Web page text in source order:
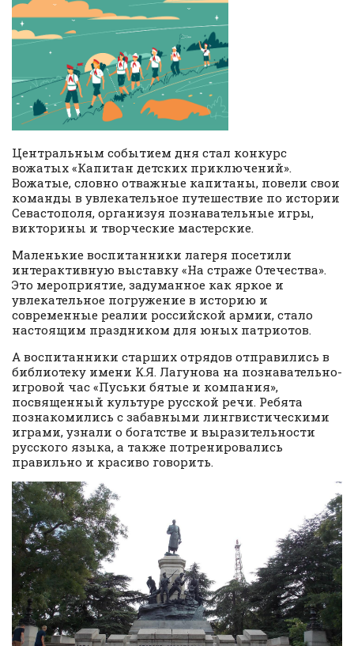
Центральным событием дня стал конкурс
вожатых «Капитан детских приключений».
Вожатые, словно отважные капитаны, повели свои
команды в увлекательное путешествие по истории
Севастополя, организуя познавательные игры,
викторины и творческие мастерские.
Маленькие воспитанники лагеря посетили
интерактивную выставку «На страже Отечества».
Это мероприятие, задуманное как яркое и
увлекательное погружение в историю и
современные реалии российской армии, стало
настоящим праздником для юных патриотов.
А воспитанники старших отрядов отправились в
библиотеку имени К.Я. Лагунова на познавательно-
игровой час «Пуськи бятые и компания»,
посвященный культуре русской речи. Ребята
познакомились с забавными лингвистическими
играми, узнали о богатстве и выразительности
русского языка, а также потренировались
правильно и красиво говорить.